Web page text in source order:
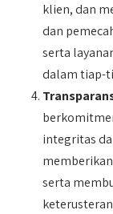
klien, dan
dan
serta
dalam tiap-
integritas
serta